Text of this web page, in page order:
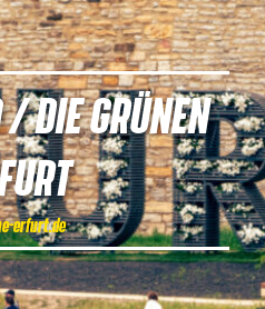
DIE GRÜNEN
erfurt.de